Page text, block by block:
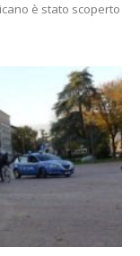
è stato scoperto